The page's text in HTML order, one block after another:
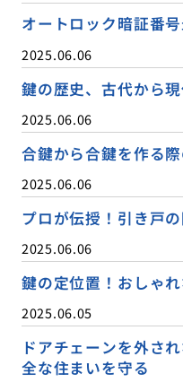
オートロック暗証番
2025.06.06
鍵の歴史、古代から
2025.06.06
合鍵から合鍵を作る
2025.06.06
プロが伝授！引き戸
2025.06.06
鍵の定位置！おしゃ
2025.06.05
ドアチェーンを外さ
全な住まいを守る